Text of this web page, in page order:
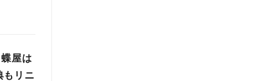
屋は
リニ